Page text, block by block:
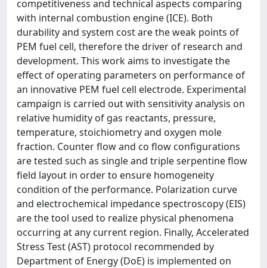
competitiveness and technical aspects comparing
with internal combustion engine (ICE). Both
durability and system cost are the weak points of
PEM fuel cell, therefore the driver of research and
development. This work aims to investigate the
effect of operating parameters on performance of
an innovative PEM fuel cell electrode. Experimental
campaign is carried out with sensitivity analysis on
relative humidity of gas reactants, pressure,
temperature, stoichiometry and oxygen mole
fraction. Counter flow and co flow configurations
are tested such as single and triple serpentine flow
field layout in order to ensure homogeneity
condition of the performance. Polarization curve
and electrochemical impedance spectroscopy (EIS)
are the tool used to realize physical phenomena
occurring at any current region. Finally, Accelerated
Stress Test (AST) protocol recommended by
Department of Energy (DoE) is implemented on